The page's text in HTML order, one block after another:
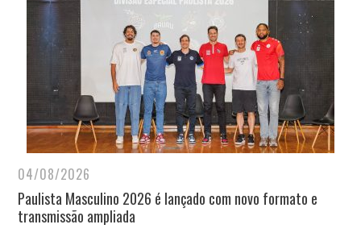
04/08/2026
Paulista Masculino 2026 é lançado com novo formato e
transmissão ampliada